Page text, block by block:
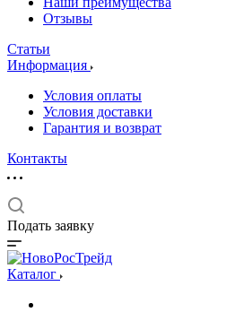
Отзывы
Статьи
Информация
Условия оплаты
Условия доставки
Гарантия и возврат
Контакты
Подать заявку
Каталог